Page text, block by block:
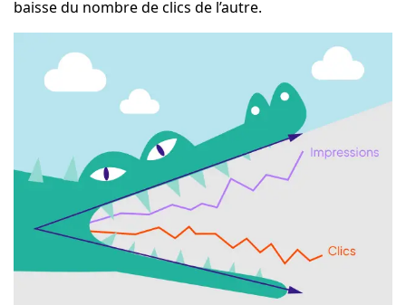
baisse du nombre de clics de l’autre.